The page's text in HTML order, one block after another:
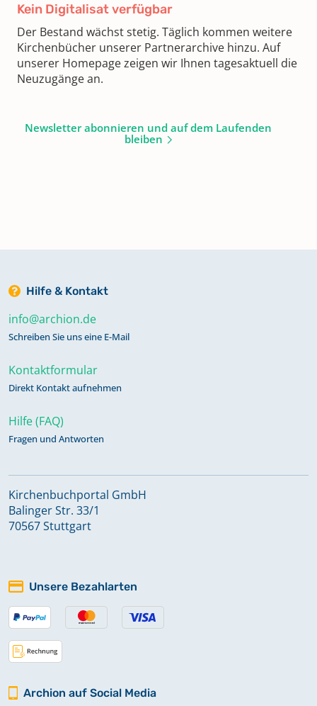
Kein Digitalisat verfügbar
Der Bestand wächst stetig. Täglich kommen weitere
Kirchenbücher unserer Partnerarchive hinzu. Auf
unserer Homepage zeigen wir Ihnen tagesaktuell die
Neuzugänge an.
Newsletter abonnieren und auf dem Laufenden
bleiben
Hilfe & Kontakt
info@archion.de
Schreiben Sie uns eine E-Mail
Kontaktformular
Direkt Kontakt aufnehmen
Hilfe (FAQ)
Fragen und Antworten
Kirchenbuchportal GmbH
Balinger Str. 33/1
70567 Stuttgart
Unsere Bezahlarten
Archion auf Social Media